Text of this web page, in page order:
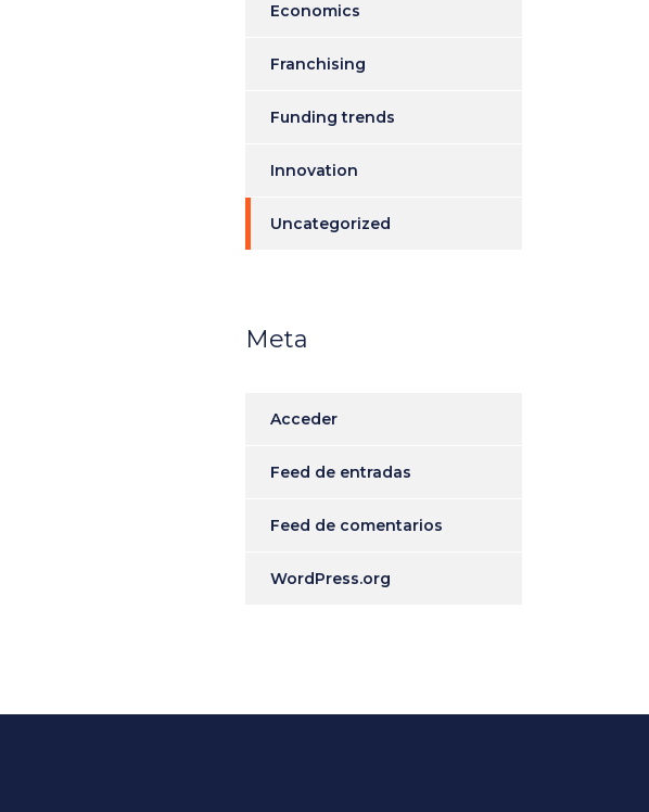
Economics
Franchising
Funding trends
Innovation
Uncategorized
Meta
Acceder
Feed de entradas
Feed de comentarios
WordPress.org